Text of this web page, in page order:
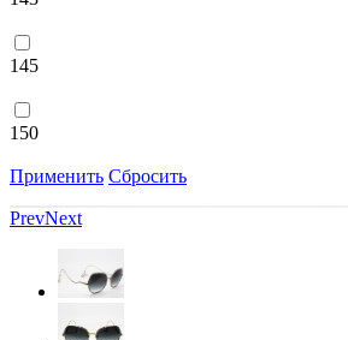
145
150
Применить Сбросить
PrevNext